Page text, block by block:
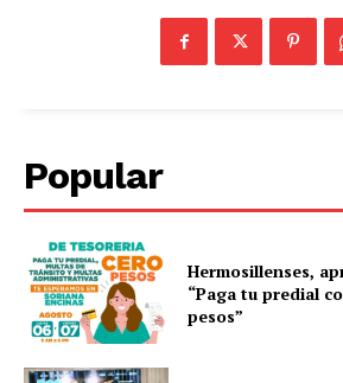
Popular
Hermosillenses,
“Paga tu predial
pesos”